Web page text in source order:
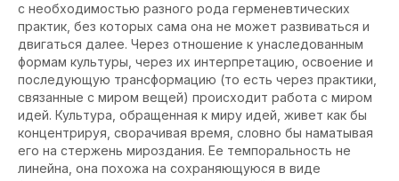
с необходимостью разного рода герменевтических
практик, без которых сама она не может развиваться и
двигаться далее. Через отношение к унаследованным
формам культуры, через их интерпретацию, освоение и
последующую трансформацию (то есть через практики,
связанные с миром вещей) происходит работа с миром
идей. Культура, обращенная к миру идей, живет как бы
концентрируя, сворачивая время, словно бы наматывая
его на стержень мироздания. Ее темпоральность не
линейна, она похожа на сохраняющуюся в виде